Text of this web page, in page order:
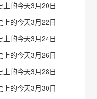
上的今天3月20日
上的今天3月22日
上的今天3月24日
上的今天3月26日
上的今天3月28日
上的今天3月30日